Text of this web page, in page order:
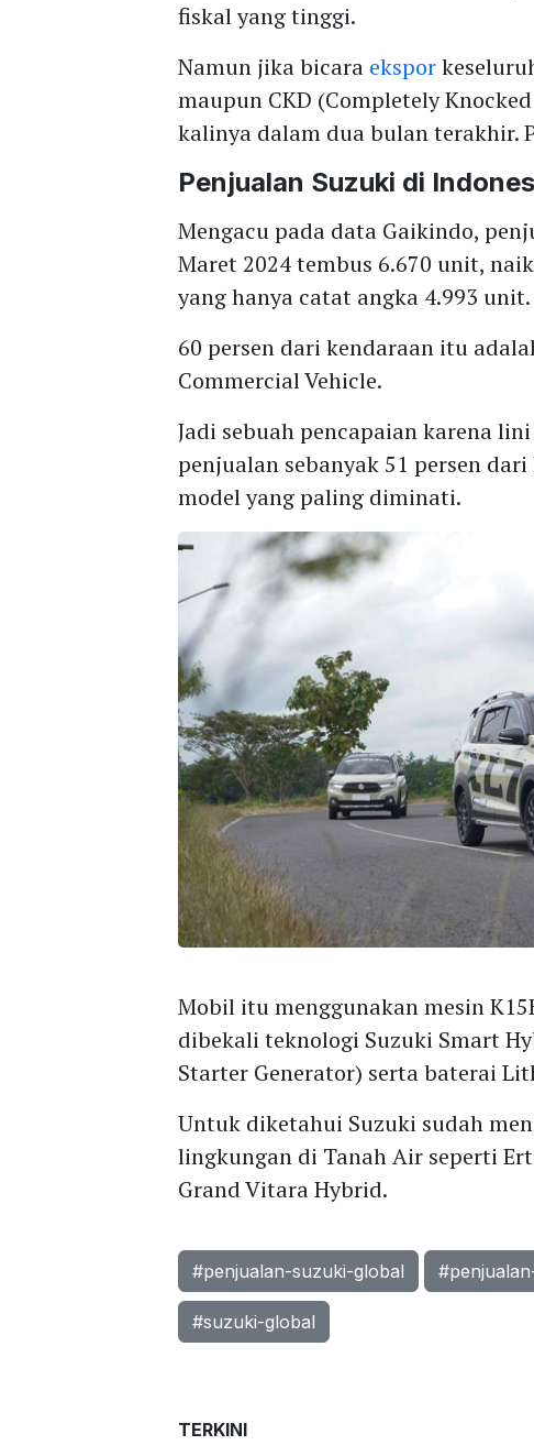
fiskal yang tinggi.
Namun jika bicara ekspor
maupun CKD (Completely
kalinya dalam dua bulan terakhir.
Penjualan Suzuki di
Mengacu pada data Gaikindo,
Maret 2024 tembus 6.670 unit,
yang hanya catat angka 4.993 unit.
60 persen dari kendaraan itu
Commercial Vehicle.
Jadi sebuah pencapaian karena
penjualan sebanyak 51 persen
model yang paling diminati.
Mobil itu menggunakan mesin
dibekali teknologi Suzuki Smart
Starter Generator) serta baterai
Untuk diketahui Suzuki sudah
lingkungan di Tanah Air seperti
Grand Vitara Hybrid.
#penjualan-suzuki-global
#suzuki-global
TERKINI